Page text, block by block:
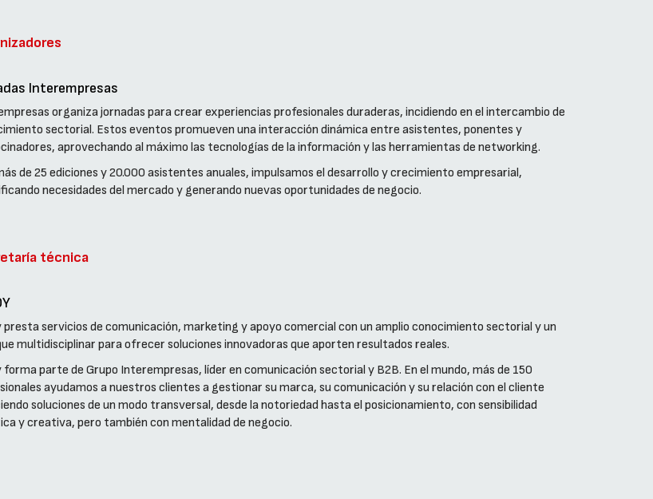
Interempresas
organiza jornadas para crear experiencias profesionales duraderas, incidiendo en el intercambio de
sectorial. Estos eventos promueven una interacción dinámica entre asistentes, ponentes y
aprovechando al máximo las tecnologías de la información y las herramientas de networking.
de 25 ediciones y 20.000 asistentes anuales, impulsamos el desarrollo y crecimiento empresarial,
necesidades del mercado y generando nuevas oportunidades de negocio.
técnica
presta servicios de comunicación, marketing y apoyo comercial con un amplio conocimiento sectorial y un
multidisciplinar para ofrecer soluciones innovadoras que aporten resultados reales.
forma parte de Grupo Interempresas, líder en comunicación sectorial y B2B. En el mundo, más de 150
ayudamos a nuestros clientes a gestionar su marca, su comunicación y su relación con el cliente
soluciones de un modo transversal, desde la notoriedad hasta el posicionamiento, con sensibilidad
y creativa, pero también con mentalidad de negocio.